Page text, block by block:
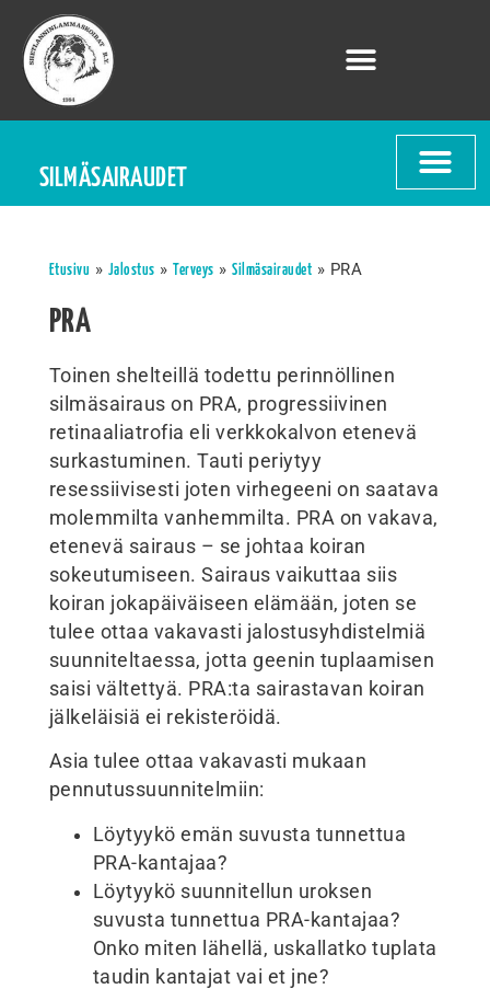
Etusivu » Jalostus »Terveys »Silmäsairaudet » PRA
PRA
Toinen shelteillä todettu perinnöllinen
silmäsairaus on PRA, progressiivinen
retinaaliatrofia eli verkkokalvon etenevä
surkastuminen. Tauti periytyy
resessiivisesti joten virhegeeni on saatava
molemmilta vanhemmilta. PRA on vakava,
etenevä sairaus – se johtaa koiran
sokeutumiseen. Sairaus vaikuttaa siis
koiran jokapäiväiseen elämään, joten se
tulee ottaa vakavasti jalostusyhdistelmiä
suunniteltaessa, jotta geenin tuplaamisen
saisi vältettyä. PRA:ta sairastavan koiran
jälkeläisiä ei rekisteröidä.
Asia tulee ottaa vakavasti mukaan
pennutussuunnitelmiin:
Löytyykö emän suvusta tunnettua
PRA-kantajaa?
Löytyykö suunnitellun uroksen
suvusta tunnettua PRA-kantajaa?
Onko miten lähellä, uskallatko tuplata
taudin kantajat vai et jne?
SILMÄSAIRAUDET